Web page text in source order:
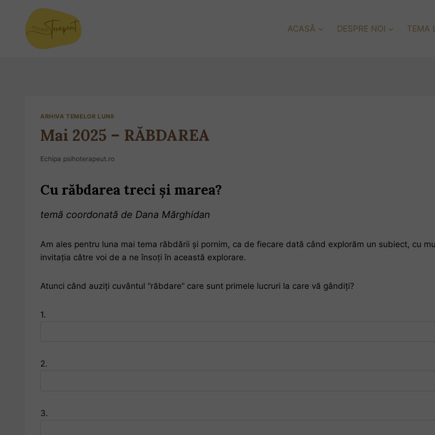
ACASĂ DESPRE NOI TEMA
ARHIVA TEMELOR LUNII
Mai 2025 – RĂBDAREA
Echipa psihoterapeut.ro
Cu răbdarea treci și marea?
temă coordonată de Dana Mărghidan
Am ales pentru luna mai tema răbdării și pornim, ca de fiecare dată când explorăm un subiect, cu
invitația către voi de a ne însoți în această explorare.
Atunci când auziți cuvântul “răbdare” care sunt primele lucruri la care vă gândiți?
1.
2.
3.